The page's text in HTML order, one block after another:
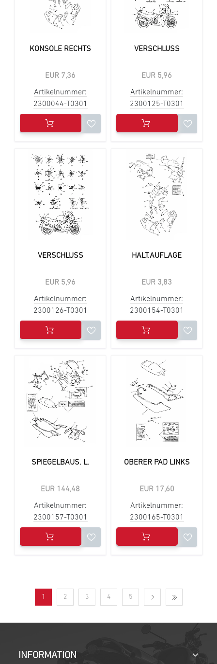
KONSOLE RECHTS
EUR 7,36
Artikelnummer:
2300044-T0301
VERSCHLUSS
EUR 5,96
Artikelnummer:
2300125-T0301
VERSCHLUSS
EUR 5,96
Artikelnummer:
2300126-T0301
HALT.AUFLAGE
EUR 3,83
Artikelnummer:
2300154-T0301
SPIEGELBAUS. L.
EUR 144,48
Artikelnummer:
2300157-T0301
OBERER PAD LINKS
EUR 17,60
Artikelnummer:
2300165-T0301
1 2 3 4 5
INFORMATION